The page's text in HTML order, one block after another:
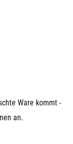
Ware kommt -
an.